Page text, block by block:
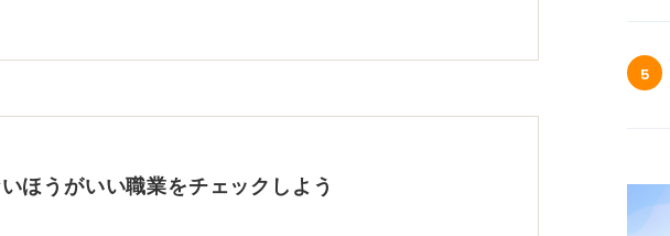
まうと、かえって「なぜこの点数しか取れていないのに書
ほうがいい職業をチェックしよう
5